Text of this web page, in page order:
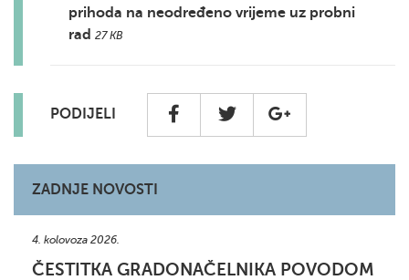
prihoda na neodređeno vrijeme uz probni
rad 27 KB
PODIJELI
ZADNJE NOVOSTI
4. kolovoza 2026.
ČESTITKA GRADONAČELNIKA POVODOM